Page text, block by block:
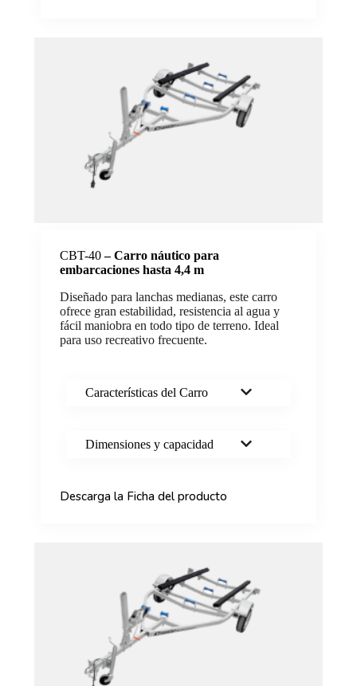
CBT-40– Carro náutico para
embarcaciones hasta 4,4 m
Diseñado para lanchas medianas, este carro
ofrece gran estabilidad, resistencia al agua y
fácil maniobra en todo tipo de terreno. Ideal
para uso recreativo frecuente.
Características del Carro
Dimensiones y capacidad
Descarga la Ficha del producto